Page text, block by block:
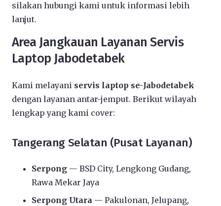
silakan hubungi kami untuk informasi lebih
lanjut.
Area Jangkauan Layanan Servis
Laptop Jabodetabek
Kami melayani servis laptop se-Jabodetabek
dengan layanan antar-jemput. Berikut wilayah
lengkap yang kami cover:
Tangerang Selatan (Pusat Layanan)
Serpong — BSD City, Lengkong Gudang,
Rawa Mekar Jaya
Serpong Utara — Pakulonan, Jelupang,